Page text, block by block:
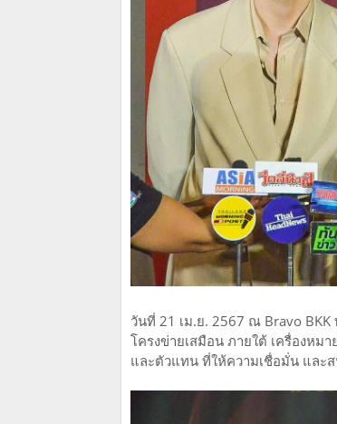
วันที่ 21 เม.ย. 2567 ณ Bravo
โครงข่ายเสมือน ภายใต้ เครื่องหม
และตัวแทน ที่ให้ความเชื่อมั่น แล